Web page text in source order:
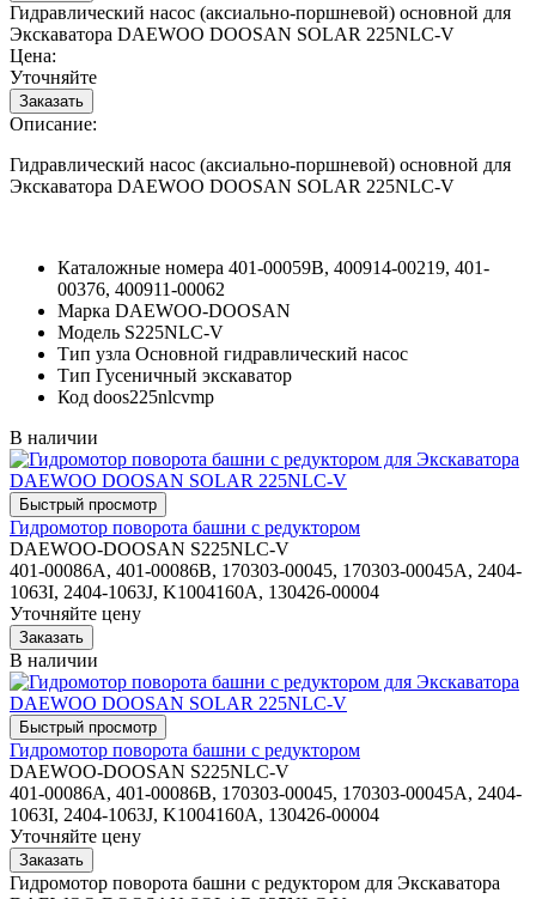
Гидравлический насос (аксиально-поршневой) основной для
Экскаватора DAEWOO DOOSAN SOLAR 225NLC-V
Цена:
Уточняйте
Описание:
Гидравлический насос (аксиально-поршневой) основной для
Экскаватора DAEWOO DOOSAN SOLAR 225NLC-V
Каталожные номера 401-00059B, 400914-00219, 401-
00376, 400911-00062
Марка DAEWOO-DOOSAN
Модель S225NLC-V
Тип узла Основной гидравлический насос
Тип Гусеничный экскаватор
Код doos225nlcvmp
В наличии
Гидромотор поворота башни с редуктором
DAEWOO-DOOSAN S225NLC-V
401-00086A, 401-00086B, 170303-00045, 170303-00045A, 2404-
1063I, 2404-1063J, K1004160A, 130426-00004
Уточняйте цену
В наличии
Гидромотор поворота башни с редуктором
DAEWOO-DOOSAN S225NLC-V
401-00086A, 401-00086B, 170303-00045, 170303-00045A, 2404-
1063I, 2404-1063J, K1004160A, 130426-00004
Уточняйте цену
Гидромотор поворота башни с редуктором для Экскаватора